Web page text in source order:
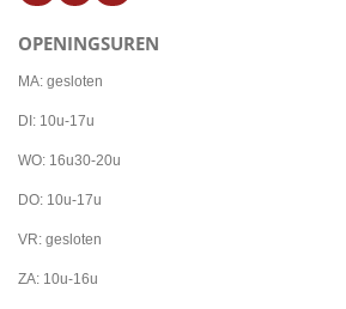
a
e
o
n
g
m
h
t
OPENINGSUREN
MA: gesloten
DI: 10u-17u
WO: 16u30-20u
DO: 10u-17u
VR: gesloten
ZA: 10u-16u